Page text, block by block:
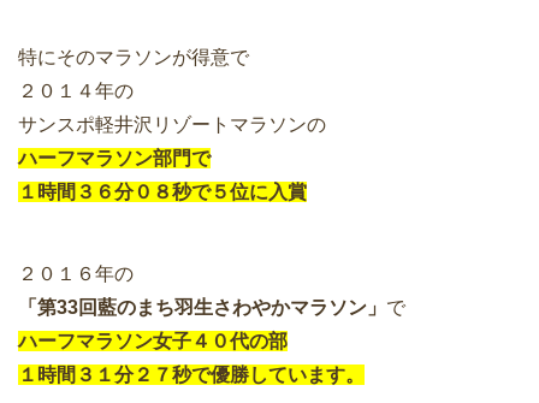
特にそのマラソンが得意で
２０１４年の
サンスポ軽井沢リゾートマラソンの
ハーフマラソン部門で
１時間３６分０８秒で５位に入賞
２０１６年の
「第33回藍のまち羽生さわやかマラソン」 で
ハーフマラソン女子４０代の部
１時間３１分２７秒で優勝しています。